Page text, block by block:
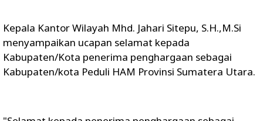
Kepala Kantor Wilayah Mhd. Jahari Sitepu, S.H.,M.Si
menyampaikan ucapan selamat kepada
Kabupaten/Kota penerima penghargaan sebagai
Kabupaten/kota Peduli HAM Provinsi Sumatera Utara.